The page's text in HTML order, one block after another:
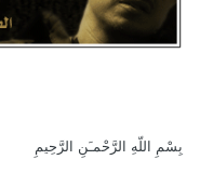
بِسْمِ اللّهِ الرَّحْمـَنِ الرَّحِيمِ